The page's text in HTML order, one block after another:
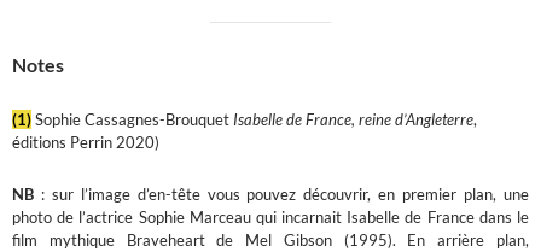
Notes
(1)Sophie Cassagnes-Brouquet Isabelle de France, reine d’Angleterre,
éditions Perrin 2020)
NB : sur l’image d’en-tête vous pouvez découvrir, en premier plan, une
photo de l’actrice Sophie Marceau qui incarnait Isabelle de France dans le
film mythique Braveheart de Mel Gibson (1995). En arrière plan,